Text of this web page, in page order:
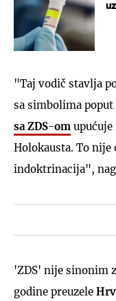
"Taj vodič stavlja
sa simbolima
sa ZDS-om
Holokausta. To nije
indoktrinacija",
'ZDS' nije sinonim
godine preuzele